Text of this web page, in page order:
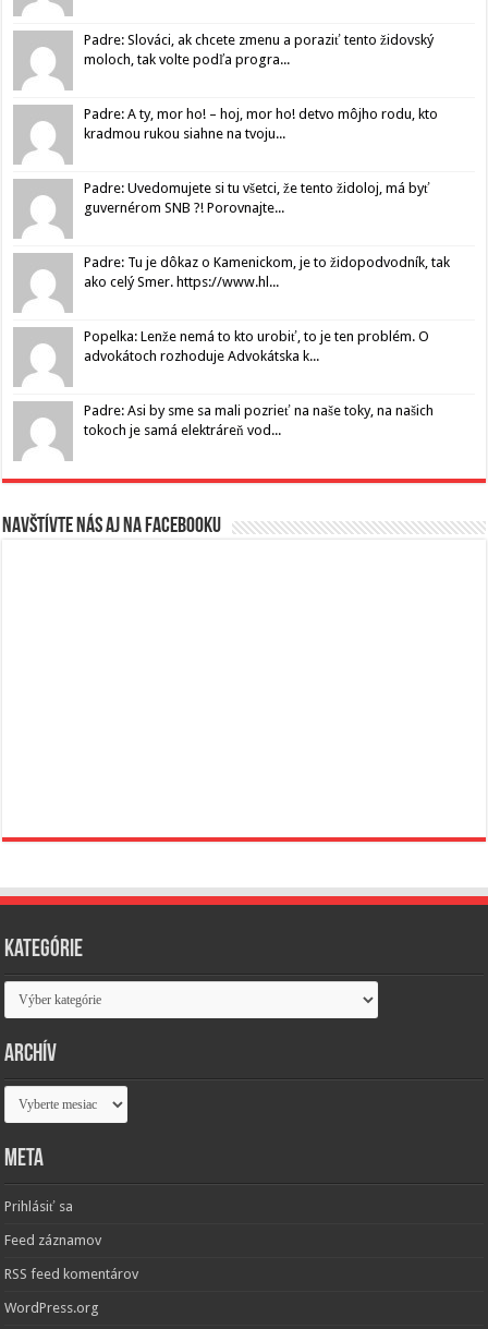
Padre: Slováci, ak chcete zmenu a poraziť tento židovský
moloch, tak volte podľa progra...
Padre: A ty, mor ho! – hoj, mor ho! detvo môjho rodu, kto
kradmou rukou siahne na tvoju...
Padre: Uvedomujete si tu všetci, že tento židoloj, má byť
guvernérom SNB ?! Porovnajte...
Padre: Tu je dôkaz o Kamenickom, je to židopodvodník, tak
ako celý Smer. https://www.hl...
Popelka: Lenže nemá to kto urobiť, to je ten problém. O
advokátoch rozhoduje Advokátska k...
Padre: Asi by sme sa mali pozrieť na naše toky, na našich
tokoch je samá elektráreň vod...
Navštívte nás aj na Facebooku
Kategórie
Kategórie
Archív
Archív
Meta
Prihlásiť sa
Feed záznamov
RSS feed komentárov
WordPress.org